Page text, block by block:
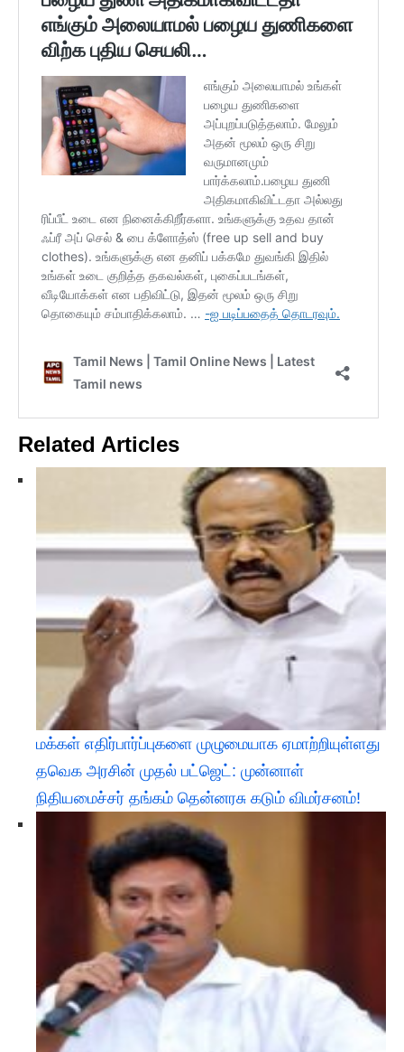
Related Articles
மக்கள் எதிர்பார்ப்புகளை முழுமையாக ஏமாற்றியுள்ளது
தவெக அரசின் முதல் பட்ஜெட்: முன்னாள்
நிதியமைச்சர் தங்கம் தென்னரசு கடும் விமர்சனம்!